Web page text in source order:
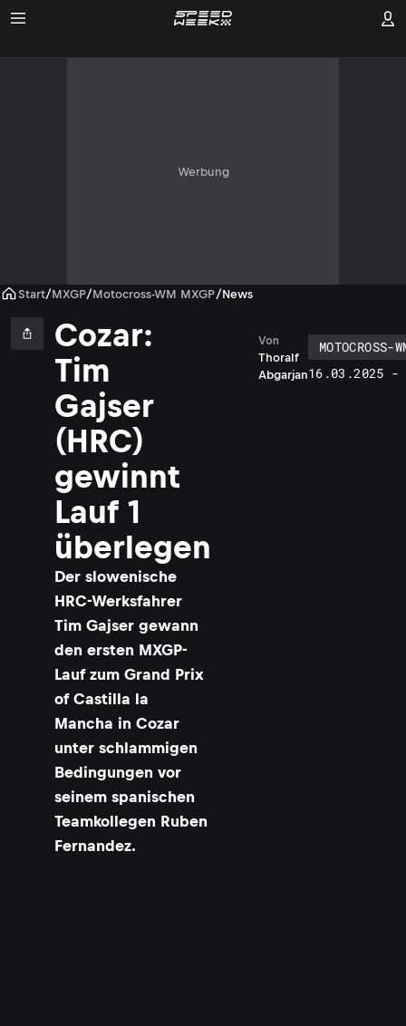
Werbung
Start/MXGP/Motocross-WM MXGP/News
Cozar:
Tim
Gajser
(HRC)
gewinnt
Lauf 1
überlegen
Der slowenische
HRC-Werksfahrer
Tim Gajser gewann
den ersten MXGP-
Lauf zum Grand Prix
of Castilla la
Mancha in Cozar
unter schlammigen
Bedingungen vor
seinem spanischen
Teamkollegen Ruben
Fernandez.
Thoralf
Abgarjan
Von
MOTOCROSS-
16.03.2025 -